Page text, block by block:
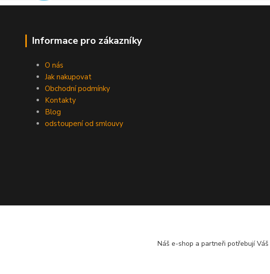
Informace pro zákazníky
O nás
Jak nakupovat
Obchodní podmínky
Kontakty
Blog
odstoupení od smlouvy
Náš e-shop a partneři potřebují Váš